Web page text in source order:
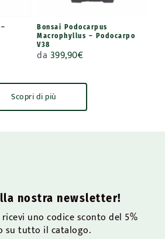
Bonsai Podocarpus
Macrophyllus – Podocarpo
V38
da 399,90€
Scopri di più
nostra newsletter!
uno codice sconto del 5%
su tutto il catalogo.